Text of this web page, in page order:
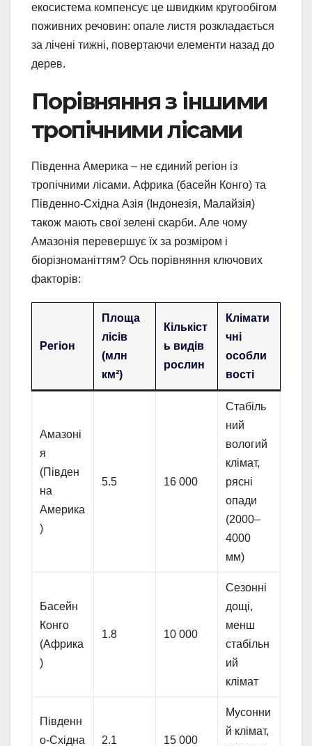
екосистема компенсує це швидким кругообігом
поживних речовин: опале листя розкладається
за лічені тижні, повертаючи елементи назад до
дерев.
Порівняння з іншими
тропічними лісами
Південна Америка – не єдиний регіон із
тропічними лісами. Африка (басейн Конго) та
Південно-Східна Азія (Індонезія, Малайзія)
також мають свої зелені скарби. Але чому
Амазонія перевершує їх за розміром і
біорізноманіттям? Ось порівняння ключових
факторів:
Регіон
Площа
лісів
(млн
км²)
Кількіст
ь видів
рослин
Клімати
чні
особли
вості
Амазоні
я
(Півден
на
Америка
)
5.5 16 000
Стабіль
ний
вологий
клімат,
рясні
опади
(2000–
4000
мм)
Басейн
Конго
(Африка
)
1.8 10 000
Сезонні
дощі,
менш
стабільн
ий
клімат
Південн
о-Східна
2.1 15 000
Мусонни
й клімат,